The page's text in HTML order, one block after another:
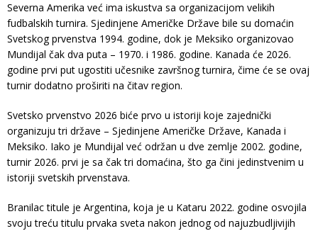
Severna Amerika već ima iskustva sa organizacijom velikih
fudbalskih turnira. Sjedinjene Američke Države bile su domaćin
Svetskog prvenstva 1994. godine, dok je Meksiko organizovao
Mundijal čak dva puta – 1970. i 1986. godine. Kanada će 2026.
godine prvi put ugostiti učesnike završnog turnira, čime će se ovaj
turnir dodatno proširiti na čitav region.
Svetsko prvenstvo 2026 biće prvo u istoriji koje zajednički
organizuju tri države – Sjedinjene Američke Države, Kanada i
Meksiko. Iako je Mundijal već održan u dve zemlje 2002. godine,
turnir 2026. prvi je sa čak tri domaćina, što ga čini jedinstvenim u
istoriji svetskih prvenstava.
Branilac titule je Argentina, koja je u Kataru 2022. godine osvojila
svoju treću titulu prvaka sveta nakon jednog od najuzbudljivijih